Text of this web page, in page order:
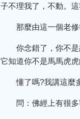
子不理我了，不動。
那麼由這一個老
你念錯了，你不
它知道你不是馬馬虎
懂了嗎?我講這麼
問：佛經上有很